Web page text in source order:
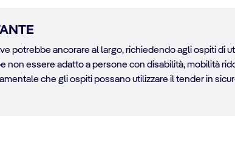
potrebbe ancorare al largo, richiedendo agli ospiti di
non essere adatto a persone con disabilità, mobilità
che gli ospiti possano utilizzare il tender in